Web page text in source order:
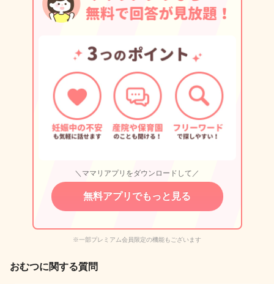
＼ママリアプリをダウンロードして／
無料アプリでもっと見る
※一部プレミアム会員限定の機能もございます
おむつに関する質問